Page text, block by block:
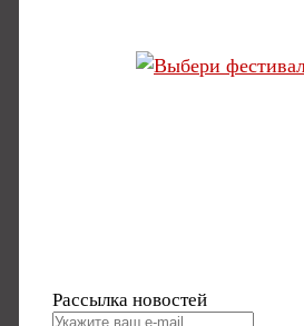
Рассылка новостей